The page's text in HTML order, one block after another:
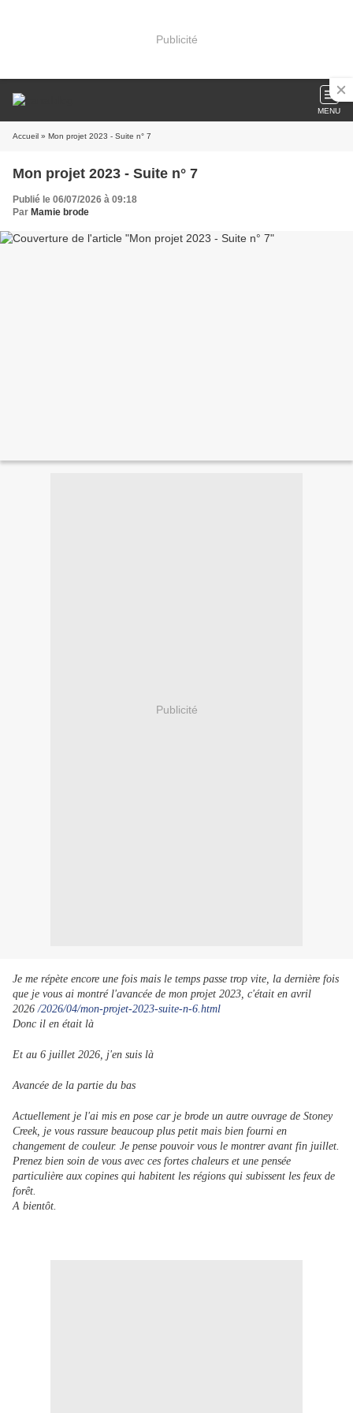
Publicité
MENU
Accueil » Mon projet 2023 - Suite n° 7
Mon projet 2023 - Suite n° 7
Publié le 06/07/2026 à 09:18
Par Mamie brode
Publicité
Je me répète encore une fois mais le temps passe trop vite, la dernière fois
que je vous ai montré l'avancée de mon projet 2023, c'était en avril
2026/2026/04/mon-projet-2023-suite-n-6.html
Donc il en était là
Et au 6 juillet 2026, j'en suis là
Avancée de la partie du bas
Actuellement je l'ai mis en pose car je brode un autre ouvrage de Stoney
Creek, je vous rassure beaucoup plus petit mais bien fourni en
changement de couleur. Je pense pouvoir vous le montrer avant fin juillet.
Prenez bien soin de vous avec ces fortes chaleurs et une pensée
particulière aux copines qui habitent les régions qui subissent les feux de
forêt.
A bientôt.